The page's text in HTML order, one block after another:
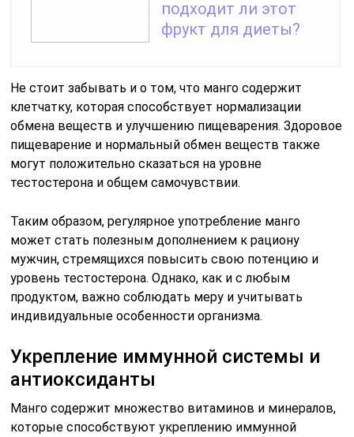
подходит ли этот
фрукт для диеты?
Не стоит забывать и о том, что манго содержит
клетчатку, которая способствует нормализации
обмена веществ и улучшению пищеварения. Здоровое
пищеварение и нормальный обмен веществ также
могут положительно сказаться на уровне
тестостерона и общем самочувствии.
Таким образом, регулярное употребление манго
может стать полезным дополнением к рациону
мужчин, стремящихся повысить свою потенцию и
уровень тестостерона. Однако, как и с любым
продуктом, важно соблюдать меру и учитывать
индивидуальные особенности организма.
Укрепление иммунной системы и
антиоксиданты
Манго содержит множество витаминов и минералов,
которые способствуют укреплению иммунной